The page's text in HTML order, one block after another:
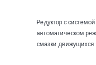
Редуктор с
автоматическом
смазки движущихся